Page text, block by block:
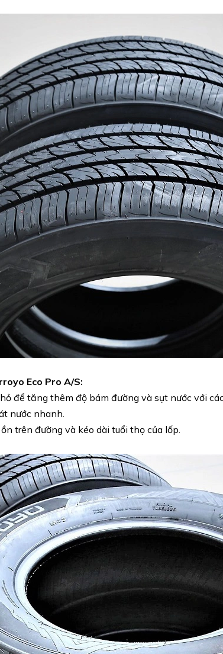
Eco Pro A/S:
để tăng thêm độ bám đường và sụt nước với
nước nhanh.
trên đường và kéo dài tuổi thọ của lốp.